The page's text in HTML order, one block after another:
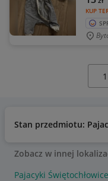
KUP
Stan przedmiotu:
Zobacz w innej
Pajacyki Świętochłowice